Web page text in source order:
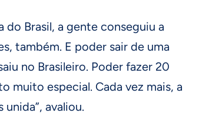
Brasil, a gente conseguiu a
também. E poder sair de uma
no Brasileiro. Poder fazer 20
muito especial. Cada vez mais, a
avaliou.